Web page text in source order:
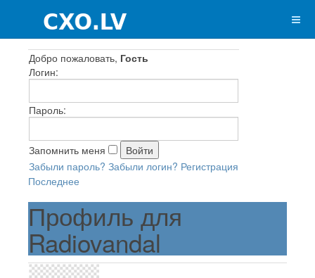
Добро пожаловать, Гость
Логин:
Пароль:
Запомнить меня
Забыли пароль? Забыли логин? Регистрация
Последнее
Профиль для
Radiovandal